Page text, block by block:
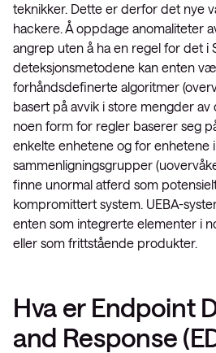
teknikker. Dette er derfor det nye
hackere. Å oppdage anomaliteter
angrep uten å ha en regel for det i
deteksjonsmetodene kan enten
forhåndsdefinerte algoritmer
basert på avvik i store mengder av
noen form for regler baserer seg
enkelte enhetene og for enhetene
sammenligningsgrupper
finne unormal atferd som
kompromittert system. UEBA-
enten som integrerte elementer i
eller som frittstående produkter.
Hva er Endpoint
and Response